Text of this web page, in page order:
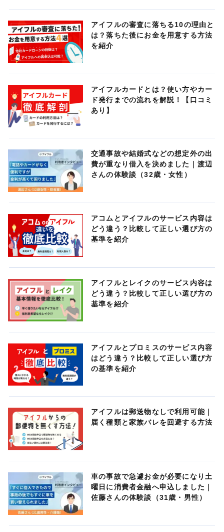
アイフルの審査に落ちる10の理由と
は？落ちた後にお金を用意する方法
を紹介
アイフルカードとは？使い方やカー
ド発行までの流れを解説！【口コミ
あり】
交通事故や結婚式などの想定外の出
費が重なり借入を決めました｜渡辺
さんの体験談（32歳・女性）
アコムとアイフルのサービス内容は
どう違う？比較して正しい選び方の
基準を紹介
アイフルとレイクのサービス内容は
どう違う？比較して正しい選び方の
基準を紹介
アイフルとプロミスのサービス内容
はどう違う？比較して正しい選び方
の基準を紹介
アイフルは郵送物なしで利用可能｜
届く種類と家族バレを回避する方法
車の事故で急遽お金が必要になり土
曜日に消費者金融へ申込しました｜
佐藤さんの体験談（31歳・男性）